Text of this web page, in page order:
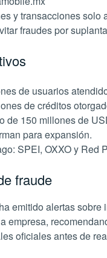
y transacciones solo
fraudes por
de usuarios
de créditos
de 150 millones de
para expansión.
SPEI, OXXO y Red
fraude
emitido alertas sobre
empresa,
oficiales antes de